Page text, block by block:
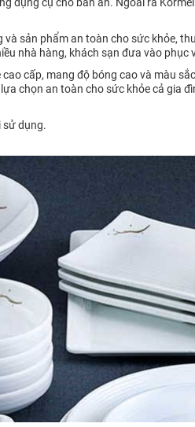
dụng cụ cho bàn ăn. Ngoài ra
sản phẩm an toàn cho sức khỏe,
nhà hàng, khách sạn đưa vào phục
cấp, mang độ bóng cao và màu
chọn an toàn cho sức khỏe cả gia
sử dụng.